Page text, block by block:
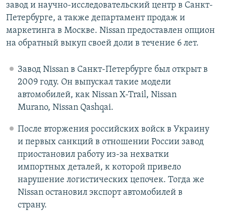
завод и научно-исследовательский центр в Санкт-
Петербурге, а также департамент продаж и
маркетинга в Москве. Nissan предоставлен опцион
на обратный выкуп своей доли в течение 6 лет.
Завод Nissan в Санкт-Петербурге был открыт в
2009 году. Он выпускал такие модели
автомобилей, как Nissan X-Trail, Nissan
Murano, Nissan Qashqai.
После вторжения российских войск в Украину
и первых санкций в отношении России завод
приостановил работу из-за нехватки
импортных деталей, к которой привело
нарушение логистических цепочек. Тогда же
Nissan остановил экспорт автомобилей в
страну.